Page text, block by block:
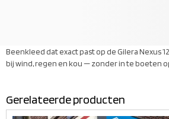
Beenkleed dat exact past op de Gilera Nexus
bij wind, regen en kou — zonder in te boeten
Gerelateerde producten